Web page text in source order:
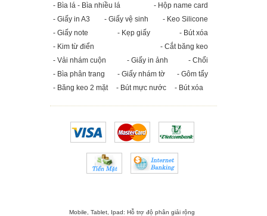
- Bìa lá - Bìa nhiều lá
- Hộp name card
- Giấy in A3
- Giấy vệ sinh
- Keo Silicone
- Giấy note
- Kẹp giấy
- Bút xóa
- Kim từ điển
- Cắt băng keo
- Vải nhám cuộn
- Giấy in ảnh
- Chổi
- Bìa phân trang
- Giấy nhám tờ
- Gôm tẩy
- Băng keo 2 mặt
- Bút mực nước - Bút xóa
Mobile, Tablet, Ipad: Hỗ trợ độ phân giải rộng